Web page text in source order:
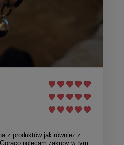
z produktów jak również z
polecam zakupy w tym